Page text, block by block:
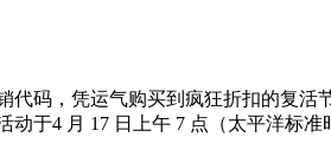
码，凭运气购买到疯狂折扣的复活
于4 月 17 日上午 7 点（太平洋标准